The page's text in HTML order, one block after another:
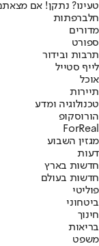
טעינו? נתקן! אם
חלברפתות
מדורים
ספורט
תרבות ובידור
לייף סטייל
אוכל
תיירות
טכנולוגיה ומדע
הורוסקופ
ForReal
מגזין השבוע
דעות
חדשות בארץ
חדשות בעולם
פוליטי
ביטחוני
חינוך
בריאות
משפט